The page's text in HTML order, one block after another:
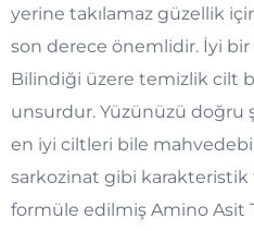
yerine takılamaz güzellik
son derece önemlidir. İyi bir
Bilindiği üzere temizlik cilt
unsurdur. Yüzünüzü
en iyi ciltleri bile
sarkozinat gibi
formüle edilmiş Amino Asit